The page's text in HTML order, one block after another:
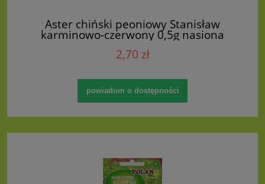
Aster chiński peoniowy Stanisław
karminowo-czerwony 0,5g nasiona
(callistephus chinensis)
2,70 zł
powiadom o dostępności